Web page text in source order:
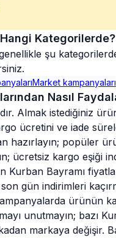
Kategorilerde?
şu
Market kampanyaları
Nasıl
Almak istediğiniz
ücretini ve iade
hazırlayın; popüler
ücretsiz kargo eşiği
Kurban Bayramı
gün indirimleri
ürünün
unutmayın; bazı
markaya değişir.